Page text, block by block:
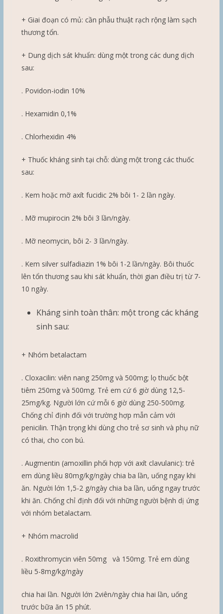
+ Giai đoạn có mủ: cần phẫu thuật rạch rộng làm sạch
thương tổn.
+ Dung dịch sát khuẩn: dùng một trong các dung dịch
sau:
. Povidon-iodin 10%
. Hexamidin 0,1%
. Chlorhexidin 4%
+ Thuốc kháng sinh tại chỗ: dùng một trong các thuốc
sau:
. Kem hoặc mỡ axít fucidic 2% bôi 1- 2 lần ngày.
. Mỡ mupirocin 2% bôi 3 lần/ngày.
. Mỡ neomycin, bôi 2- 3 lần/ngày.
. Kem silver sulfadiazin 1% bôi 1-2 lần/ngày. Bôi thuốc
lên tổn thương sau khi sát khuẩn, thời gian điều trị từ 7-
10 ngày.
Kháng sinh toàn thân: một trong các kháng
sinh sau:
+ Nhóm betalactam
. Cloxacilin: viên nang 250mg và 500mg; lọ thuốc bột
tiêm 250mg và 500mg. Trẻ em cứ 6 giờ dùng 12,5-
25mg/kg. Người lớn cứ mỗi 6 giờ dùng 250-500mg.
Chống chỉ định đối với trường hợp mẫn cảm với
penicilin. Thận trọng khi dùng cho trẻ sơ sinh và phụ nữ
có thai, cho con bú.
. Augmentin (amoxillin phối hợp với axít clavulanic): trẻ
em dùng liều 80mg/kg/ngày chia ba lần, uống ngay khi
ăn. Người lớn 1,5-2 g/ngày chia ba lần, uống ngay trước
khi ăn. Chống chỉ định đối với những người bệnh dị ứng
với nhóm betalactam.
+ Nhóm macrolid
. Roxithromycin viên 50mg và 150mg. Trẻ em dùng
liều 5-8mg/kg/ngày
chia hai lần. Người lớn 2viên/ngày chia hai lần, uống
trước bữa ăn 15 phút.